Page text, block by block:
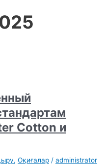
Cotton и
, Оқиғалар / administrator